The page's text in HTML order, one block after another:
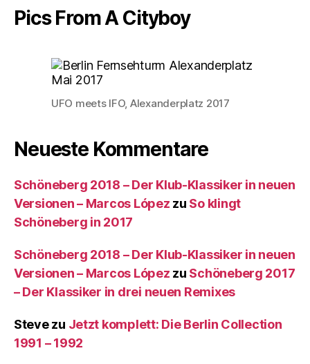
Pics From A Cityboy
UFO meets IFO, Alexanderplatz 2017
Neueste Kommentare
Schöneberg 2018 – Der Klub-Klassiker in neuen
Versionen – Marcos López zu So klingt
Schöneberg in 2017
Schöneberg 2018 – Der Klub-Klassiker in neuen
Versionen – Marcos López zu Schöneberg 2017
– Der Klassiker in drei neuen Remixes
Stevezu Jetzt komplett: Die Berlin Collection
1991 – 1992